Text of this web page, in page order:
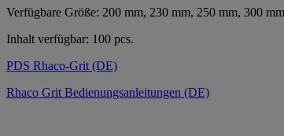
Verfügbare Größe: 200 mm, 230 mm, 250 mm, 300
Inhalt verfügbar: 100 pcs.
PDS Rhaco-Grit (DE)
Rhaco Grit Bedienungsanleitungen (DE)